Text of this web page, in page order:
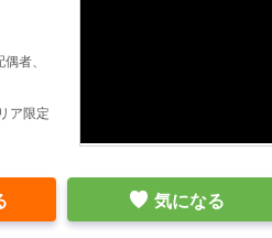
者、
ア限定
気になる